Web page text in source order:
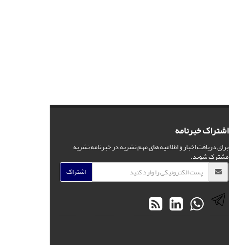
اشتراک خبرنامه
برای دریافت اخبار و اطلاعیه های مهم نشریه در خبرنامه نشریه
مشترک شوید.
اشتراک